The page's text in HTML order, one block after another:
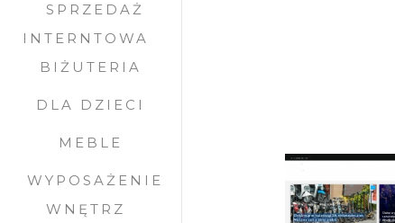
SPRZEDAŻ
INTERNTOWA
BIŻUTERIA
DLA DZIECI
MEBLE
WYPOSAŻENIE
WNĘTRZ